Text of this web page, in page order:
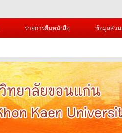
รายการยืมหนังสือ ข้อมูลส่ว